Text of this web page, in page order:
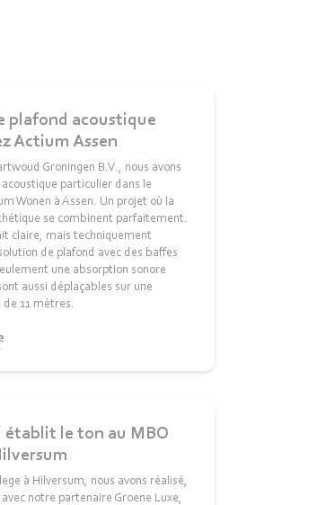
plafond acoustique
Actium Assen
Groningen B.V., nous avons
particulier dans le
Wonen à Assen. Un projet où la
se combinent parfaitement.
claire, mais techniquement
de plafond avec des baffes
une absorption sonore
aussi déplaçables sur une
11 mètres.
établit le ton au MBO
à Hilversum, nous avons réalisé,
notre partenaire Groene Luxe,